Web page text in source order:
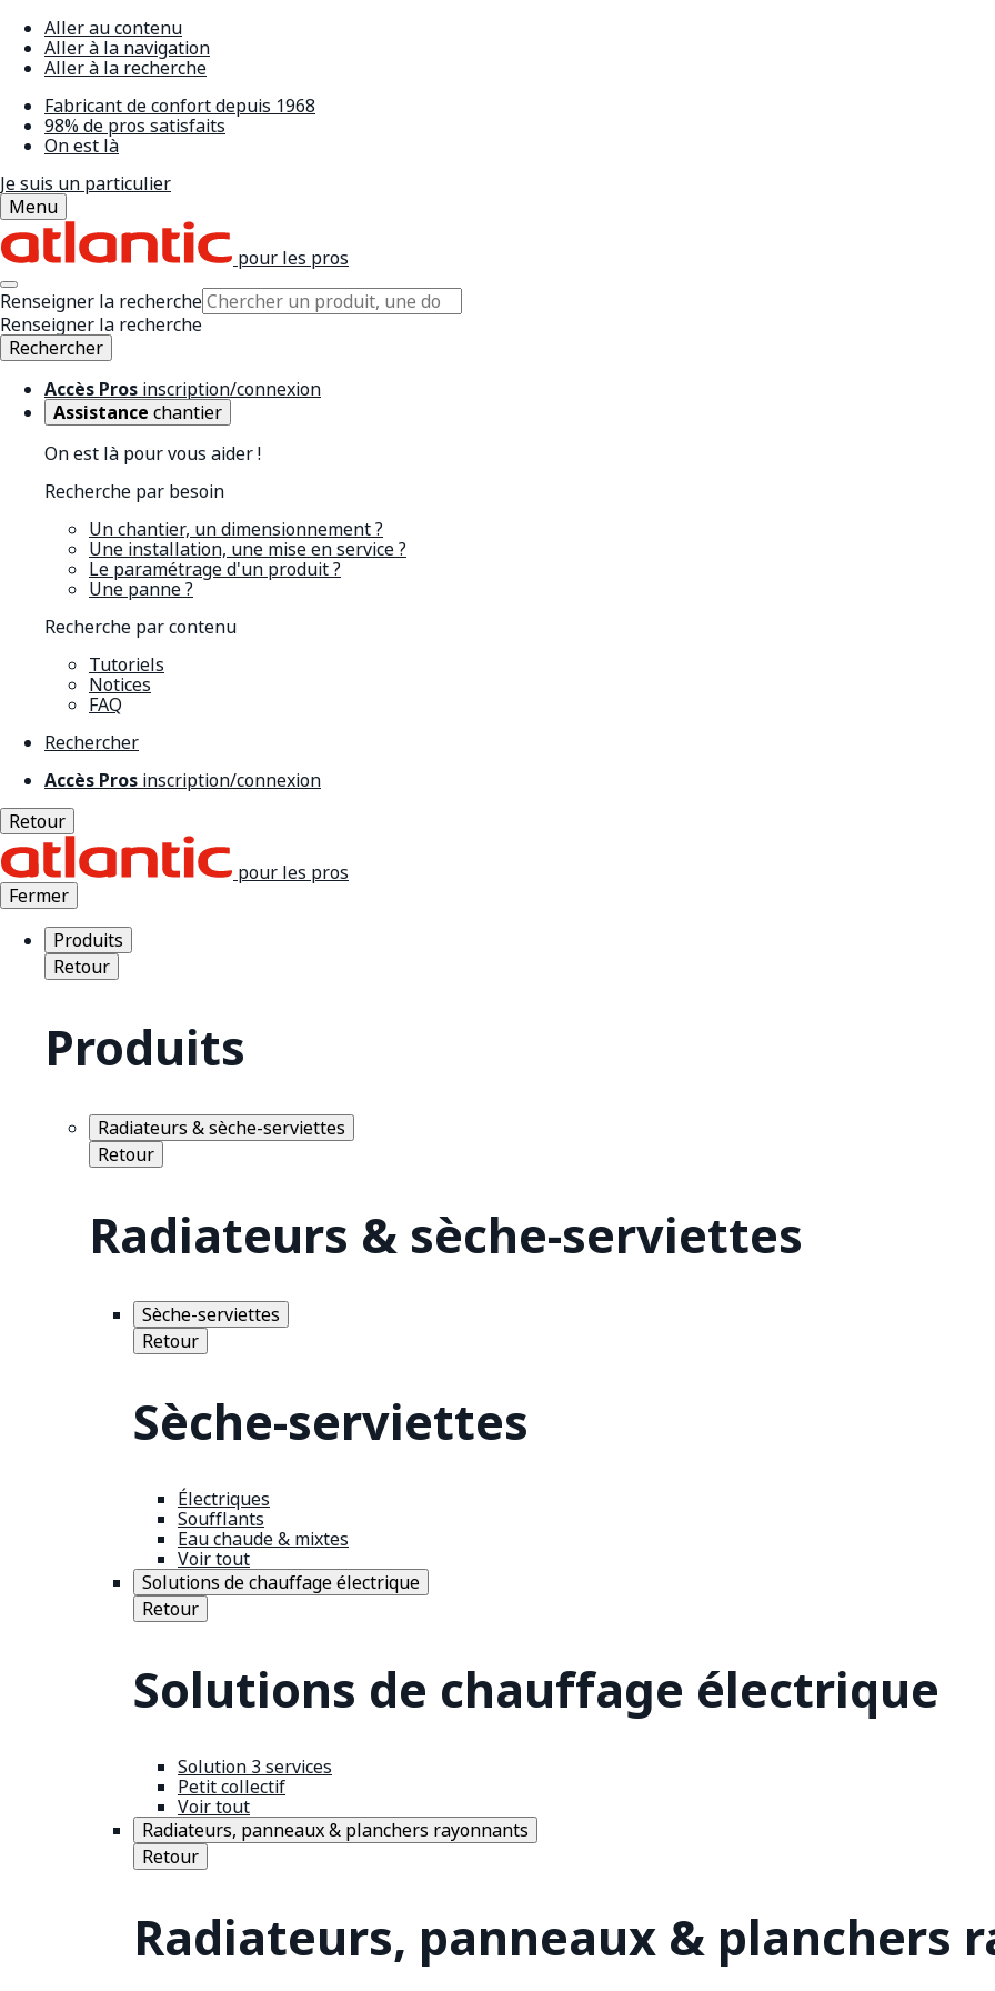
Aller au contenu
Aller à la navigation
Aller à la recherche
Fabricant de confort depuis 1968
98% de pros satisfaits
On est là
Je suis un particulier
Menu
pour les pros
Renseigner la recherche
Renseigner la recherche
Rechercher
Accès Pros inscription/connexion
Assistance chantier
On est là pour vous aider !
Recherche par besoin
Un chantier, un dimensionnement ?
Une installation, une mise en service ?
Le paramétrage d'un produit ?
Une panne ?
Recherche par contenu
Tutoriels
Notices
FAQ
Rechercher
Accès Pros inscription/connexion
Retour
pour les pros
Fermer
Produits
Retour
Produits
Radiateurs & sèche-serviettes
Retour
Radiateurs & sèche-serviettes
Sèche-serviettes
Retour
Sèche-serviettes
Électriques
Soufflants
Eau chaude & mixtes
Voir tout
Solutions de chauffage électrique
Retour
Solutions de chauffage électrique
Solution 3 services
Petit collectif
Voir tout
Radiateurs, panneaux & planchers rayonnants
Retour
Radiateurs, panneaux & planchers